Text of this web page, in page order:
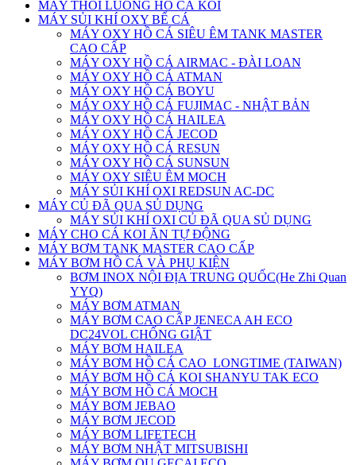
MÁY THỔI LUỒNG HỒ CÁ KOI
MÁY SỦI KHÍ OXY BỂ CÁ
MÁY OXY HỒ CÁ SIÊU ÊM TANK MASTER
CAO CẤP
MÁY OXY HỒ CÁ AIRMAC - ĐÀI LOAN
MÁY OXY HỒ CÁ ATMAN
MÁY OXY HỒ CÁ BOYU
MÁY OXY HỒ CÁ FUJIMAC - NHẬT BẢN
MÁY OXY HỒ CÁ HAILEA
MÁY OXY HỒ CÁ JECOD
MÁY OXY HỒ CÁ RESUN
MÁY OXY HỒ CÁ SUNSUN
MÁY OXY SIÊU ÊM MOCH
MÁY SỦI KHÍ OXI REDSUN AC-DC
MÁY CỦ ĐÃ QUA SỦ DỤNG
MÁY SỦI KHÍ OXI CỦ ĐÃ QUA SỦ DỤNG
MÁY CHO CÁ KOI ĂN TỰ ĐỘNG
MÁY BƠM TANK MASTER CAO CẤP
MÁY BƠM HỒ CÁ VÀ PHỤ KIỆN
BƠM INOX NỘI ĐỊA TRUNG QUỐC(He Zhi Quan
YYQ)
MÁY BƠM ATMAN
MÁY BƠM CAO CẤP JENECA AH ECO
DC24VOL CHỐNG GIẬT
MÁY BƠM HAILEA
MÁY BƠM HỒ CÁ CAO_LONGTIME (TAIWAN)
MÁY BƠM HỒ CÁ KOI SHANYU TAK ECO
MÁY BƠM HỒ CÁ MOCH
MÁY BƠM JEBAO
MÁY BƠM JECOD
MÁY BƠM LIFETECH
MÁY BƠM NHẬT MITSUBISHI